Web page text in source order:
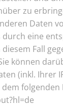
zu
Daten
durch eine
Fall
können
(inkl. Ihrer